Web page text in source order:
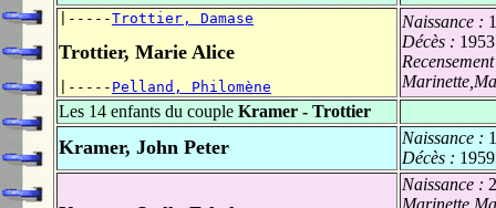
|-----Trottier, Damase
Trottier, Marie Alice
|----- Pelland, Philomène
Naissance :
Décès : 1953
Les 14 enfants du couple Kramer - Trottier
Kramer, John Peter Naissance :
Décès : 1959
Naissance :